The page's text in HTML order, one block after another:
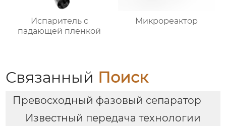
Испаритель c
падающей пленкой
Микрореактор
Связанный Поиск
Превосходный фазовый сепаратор
Известный передача технологии